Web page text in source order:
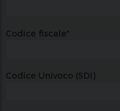
Codice fiscale*
Codice Univoco (SDI)